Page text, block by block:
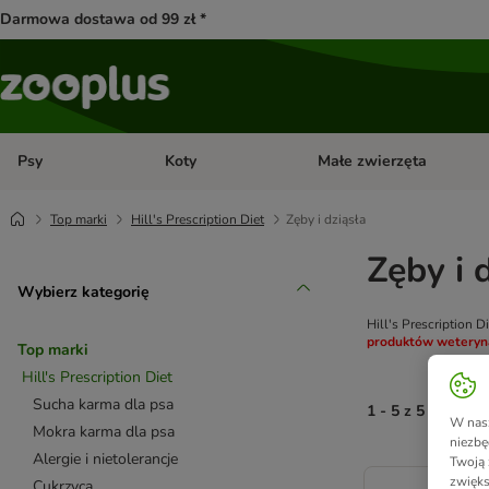
Darmowa dostawa od 99 zł *
Psy Otwórz menu kategorii: Psy
Koty Otwórz menu kategorii: Koty
Małe zwierzęta
Top marki Hill's Prescription Diet Zęby i dziąsła
Wybierz kategorię
Top marki
Hill's Prescription Diet
Sucha karma dla psa
Mokra karma dla psa
Alergie i nietolerancje
Zęby i
Hill's Prescription
produktów
1 - 5 z 5 wyników
product items
W
Twoją